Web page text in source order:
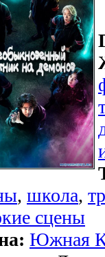
, школа,
сцены
Южная